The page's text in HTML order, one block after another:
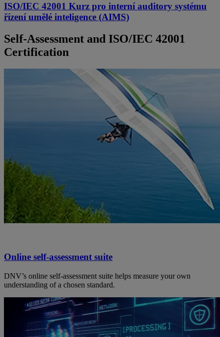
ISO/IEC 42001 Kurz pro interní auditory systému
řízení umělé inteligence (AIMS)
Self-Assessment and ISO/IEC 42001
Certification
Online self-assessment suite
DNV’s online self-assessment suite helps measure your own
understanding of a chosen standard.